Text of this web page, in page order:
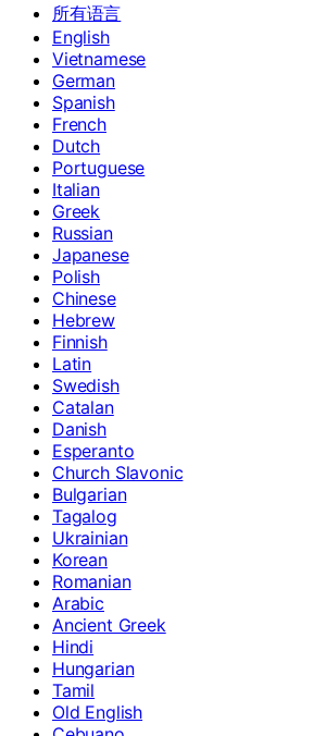
所有语言
English
Vietnamese
German
Spanish
French
Dutch
Portuguese
Italian
Greek
Russian
Japanese
Polish
Chinese
Hebrew
Finnish
Latin
Swedish
Catalan
Danish
Esperanto
Church Slavonic
Bulgarian
Tagalog
Ukrainian
Korean
Romanian
Arabic
Ancient Greek
Hindi
Hungarian
Tamil
Old English